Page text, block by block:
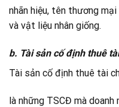
nhãn hiệu, tên thương
và vật liệu nhân giống.
b. Tài sản cố định thuê
Tài sản cố định thuê tài
là những TSCĐ mà